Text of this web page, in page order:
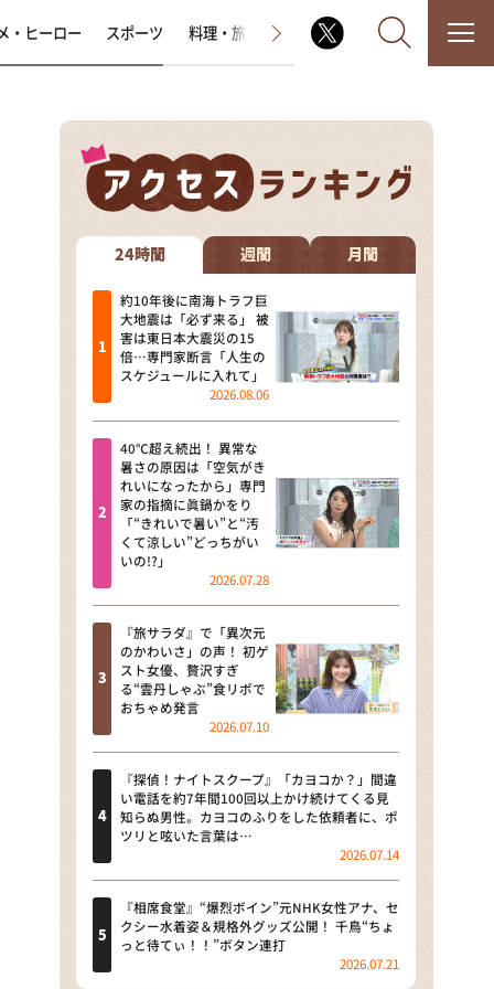
なるみ・岡村の過ぎるTV
相席食堂
これ余談なんですけど・・・
～人生密着トークバラエティ！
～ やすとものいたって真剣です
探偵！ナイトスクープ
news おかえり
河合＆A.B.C-Z塚田×福井アナ
「なんでやねん！？」（news お
かえり）
DAIGOも台所 ～きょうの献立 何
にする？～
本日はダイアンなり！シーズン２
朝だ！生です旅サラダ
教えて！ニュースライブ 正義の
ミカタ
ＬＩＦＥ～夢のカタチ～
新婚さんいらっしゃい！
ポツンと一軒家
ザキ山小屋本館
・ヒーロー スポーツ 料理・旅 ラジオ番組 その他
24時間 週間 月間
約10年後に南海トラフ巨
大地震は「必ず来る」 被
害は東日本大震災の15
倍…専門家断言「人生の
スケジュールに入れて」
2026.08.06
40℃超え続出！ 異常な
暑さの原因は「空気がき
れいになったから」専門
家の指摘に眞鍋かをり
「“きれいで暑い”と“汚
くて涼しい”どっちがい
いの!?」
2026.07.28
『旅サラダ』で「異次元
のかわいさ」の声！ 初ゲ
スト女優、贅沢すぎ
る“雲丹しゃぶ”食リポで
おちゃめ発言
2026.07.10
『探偵！ナイトスクープ』「カヨコか？」間違
い電話を約7年間100回以上かけ続けてくる見
知らぬ男性。カヨコのふりをした依頼者に、ポ
ツリと呟いた言葉は…
2026.07.14
『相席食堂』“爆烈ボイン”元NHK女性アナ、セ
クシー水着姿＆規格外グッズ公開！ 千鳥“ちょ
っと待てぃ！！”ボタン連打
2026.07.21